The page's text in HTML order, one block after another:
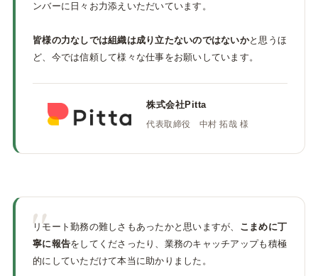
ンバーに日々お力添えいただいています。
皆様の力なしでは組織は成り立たないのではないかと思うほ
ど、今では信頼して様々な仕事をお願いしています。
株式会社Pitta
代表取締役 中村 拓哉 様
"
リモート勤務の難しさもあったかと思いますが、 こまめに丁
寧に報告をしてくださったり、業務のキャッチアップも積極
的にしていただけて本当に助かりました。